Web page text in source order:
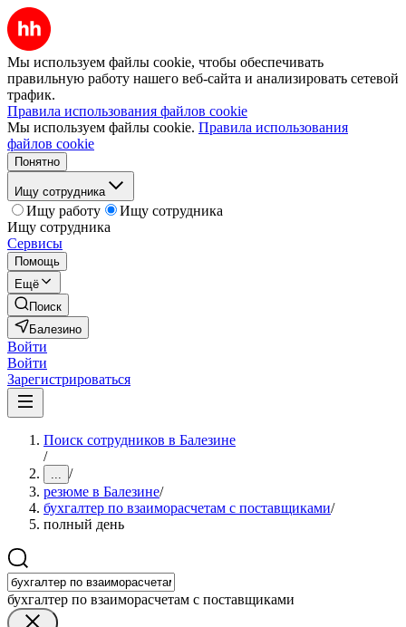
Мы используем файлы cookie, чтобы обеспечивать
правильную работу нашего веб-сайта и анализировать сетевой
трафик.
Правила использования файлов cookie
Мы используем файлы cookie. Правила использования
файлов cookie
Понятно
Ищу сотрудника
Ищу работу
Ищу сотрудника
Ищу сотрудника
Сервисы
Помощь
Ещё
Поиск
Балезино
Войти
Войти
Зарегистрироваться
Поиск сотрудников в Балезине
/
... /
резюме в Балезине/
бухгалтер по взаиморасчетам с поставщиками/
полный день
бухгалтер по взаиморасчетам с поставщиками